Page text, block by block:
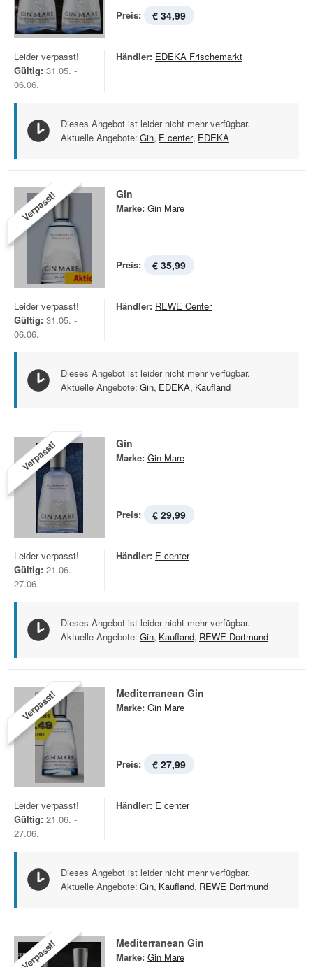
Preis: € 34,99
Leider verpasst!
Gültig: 31.05. -
06.06.
Händler: EDEKA Frischemarkt
Dieses Angebot ist leider nicht mehr verfügbar.
Aktuelle Angebote: Gin, E center, EDEKA
Verpasst! Gin
Marke: Gin Mare
Preis: € 35,99
Leider verpasst!
Gültig: 31.05. -
06.06.
Händler: REWE Center
Dieses Angebot ist leider nicht mehr verfügbar.
Aktuelle Angebote: Gin, EDEKA, Kaufland
Verpasst! Gin
Marke: Gin Mare
Preis: € 29,99
Leider verpasst!
Gültig: 21.06. -
27.06.
Händler: E center
Dieses Angebot ist leider nicht mehr verfügbar.
Aktuelle Angebote: Gin, Kaufland, REWE Dortmund
Verpasst! Mediterranean Gin
Marke: Gin Mare
Preis: € 27,99
Leider verpasst!
Gültig: 21.06. -
27.06.
Händler: E center
Dieses Angebot ist leider nicht mehr verfügbar.
Aktuelle Angebote: Gin, Kaufland, REWE Dortmund
Verpasst! Mediterranean Gin
Marke: Gin Mare